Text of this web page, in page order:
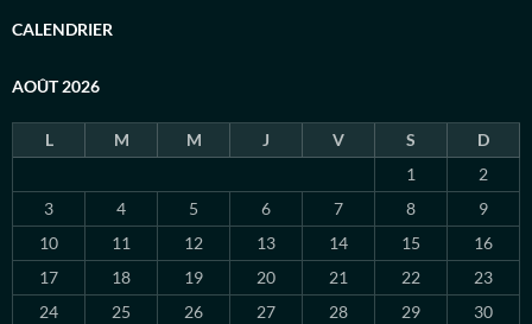
CALENDRIER
AOÛT 2026
L M M J V S
D
1
2
3
4 5 6 7 8
9
10
11 12 13 14 15
16
17
18 19 20 21 22
23
24
25 26 27 28 29
30